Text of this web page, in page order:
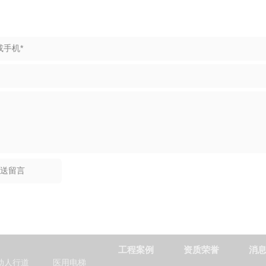
人行道 医用电梯
工程案例 资质荣誉 消